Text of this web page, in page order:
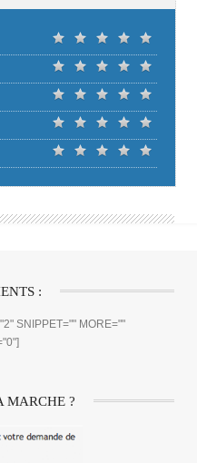
:
SNIPPET="" MORE=""
MARCHE ?